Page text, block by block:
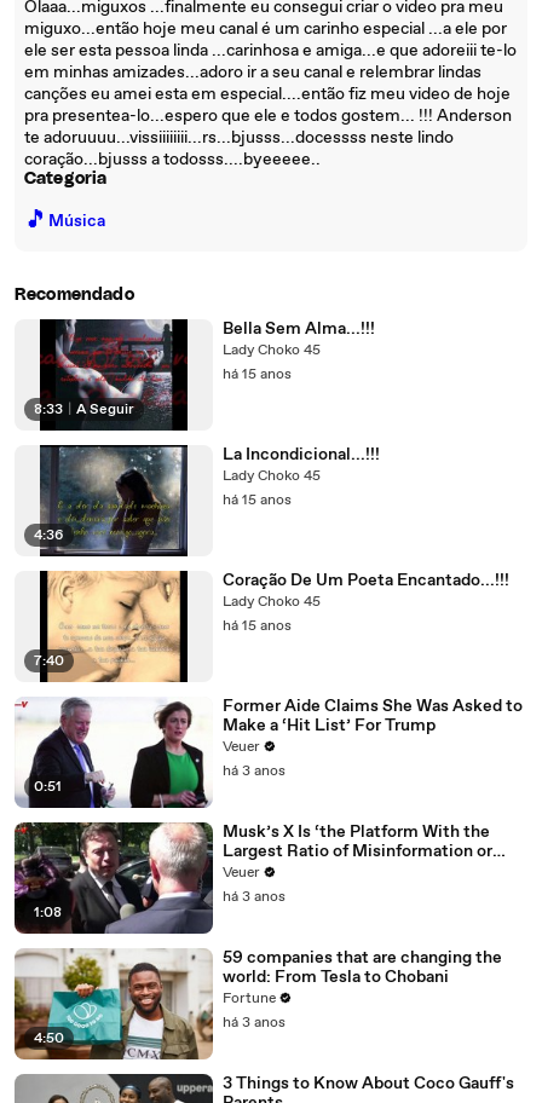
Olaaa...miguxos ...finalmente eu consegui criar o video pra meu
miguxo...então hoje meu canal é um carinho especial ...a ele por
ele ser esta pessoa linda ...carinhosa e amiga...e que adoreiii te-lo
em minhas amizades...adoro ir a seu canal e relembrar lindas
canções eu amei esta em especial....então fiz meu video de hoje
pra presentea-lo...espero que ele e todos gostem... !!! Anderson
te adoruuuu...vissiiiiiiii...rs..­.bjusss..­.docessss neste lindo
coração...bjusss a todosss....byeeeee..
Categoria
🎵 Música
Recomendado
8:33 A Seguir
Bella Sem Alma...!!!
Lady Choko 45
há 15 anos
4:36
La Incondicional...!!!
Lady Choko 45
há 15 anos
7:40
Coração De Um Poeta Encantado...!!!
Lady Choko 45
há 15 anos
0:51
Former Aide Claims She Was Asked to
Make a ‘Hit List’ For Trump
Veuer
há 3 anos
1:08
Musk’s X Is ‘the Platform With the
Largest Ratio of Misinformation or
Disinformation’ Amongst All Social
Media Platforms
Veuer
há 3 anos
4:50
59 companies that are changing the
world: From Tesla to Chobani
Fortune
há 3 anos
3 Things to Know About Coco Gauff's